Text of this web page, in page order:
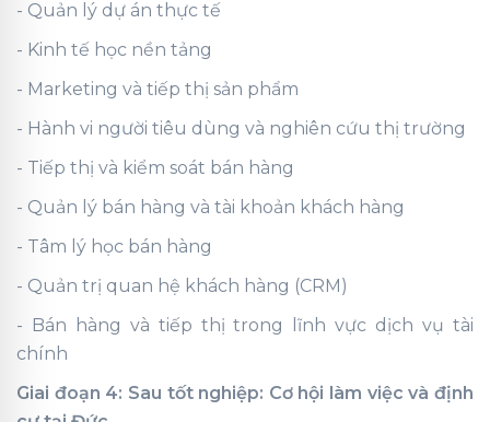
- Quản lý dự án thực tế
- Kinh tế học nền tảng
- Marketing và tiếp thị sản phẩm
- Hành vi người tiêu dùng và nghiên cứu thị trường
- Tiếp thị và kiểm soát bán hàng
- Quản lý bán hàng và tài khoản khách hàng
- Tâm lý học bán hàng
- Quản trị quan hệ khách hàng (CRM)
- Bán hàng và tiếp thị trong lĩnh vực dịch vụ tài
chính
Giai đoạn 4: Sau tốt nghiệp: Cơ hội làm việc và định